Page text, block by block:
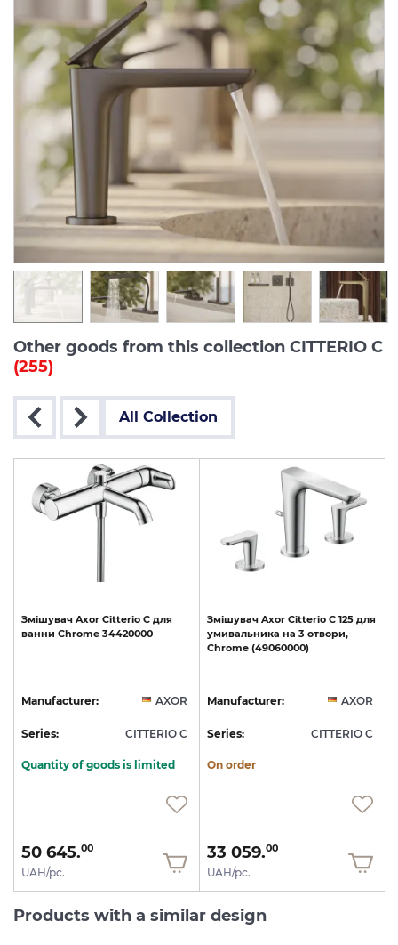
Other goods from this collection CITTERIO C
(255)
All Collection
Змішувач Axor Citterio C для
ванни Chrome 34420000
Manufacturer: AXOR
Series: CITTERIO C
Quantity of goods is limited
50 645.00
UAH/pc.
Змішувач Axor Citterio C 125 для
умивальника на 3 отвори,
Chrome (49060000)
Manufacturer: AXOR
Series: CITTERIO C
On order
33 059.00
UAH/pc.
Products with a similar design